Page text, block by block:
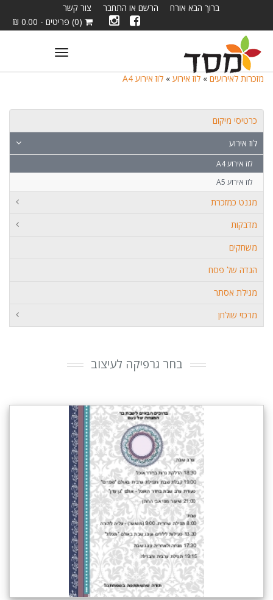
ברוך הבא אורח הרשם או התחבר
צור קשר
(0) פריטים - 0.00 ₪
Toggle
מזכרות לאירועים » לוז אירוע » לוז אירוע A4
כרטיסי מיקום
לוז אירוע
לוז אירוע A4
לוז אירוע A5
מגנט כמזכרת
מדבקות
משחקים
הגדה של פסח
מגילת אסתר
מרכזי שולחן
בחר גרפיקה לעיצוב